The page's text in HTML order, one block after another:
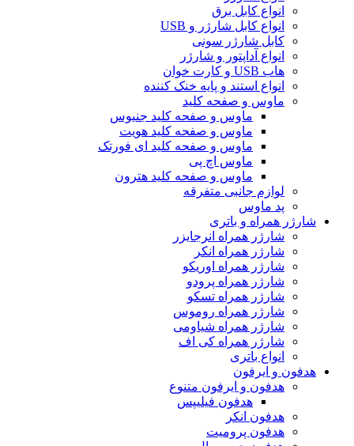
انواع کابل برق
انواع کابل شارژر و USB
کابل شارژر سونی
انواع آداپتور و شارژر
هاب USB و کارت خوان
انواع استند و پایه خنک کننده
ماوس و صفحه کلید
ماوس و صفحه کلید جنیوس
ماوس و صفحه کلید هویت
ماوس و صفحه کلید ای فورتک
ماوس اچ پی
ماوس و صفحه کلید هترون
لوازم جانبی متفرقه
پد ماوس
شارژر همراه و باتری
شارژر همراه انرجایزر
شارژر همراه انکر
شارژر همراه اوریکو
شارژر همراه پرودو
شارژر همراه تسکو
شارژر همراه روموس
شارژر همراه شیاومی
شارژر همراه کی اف
انواع باتری
هدفون و ایرفون
هدفون و ایرفون متنوع
هدفون فیلیپس
هدفون انکر
هدفون پرومیت